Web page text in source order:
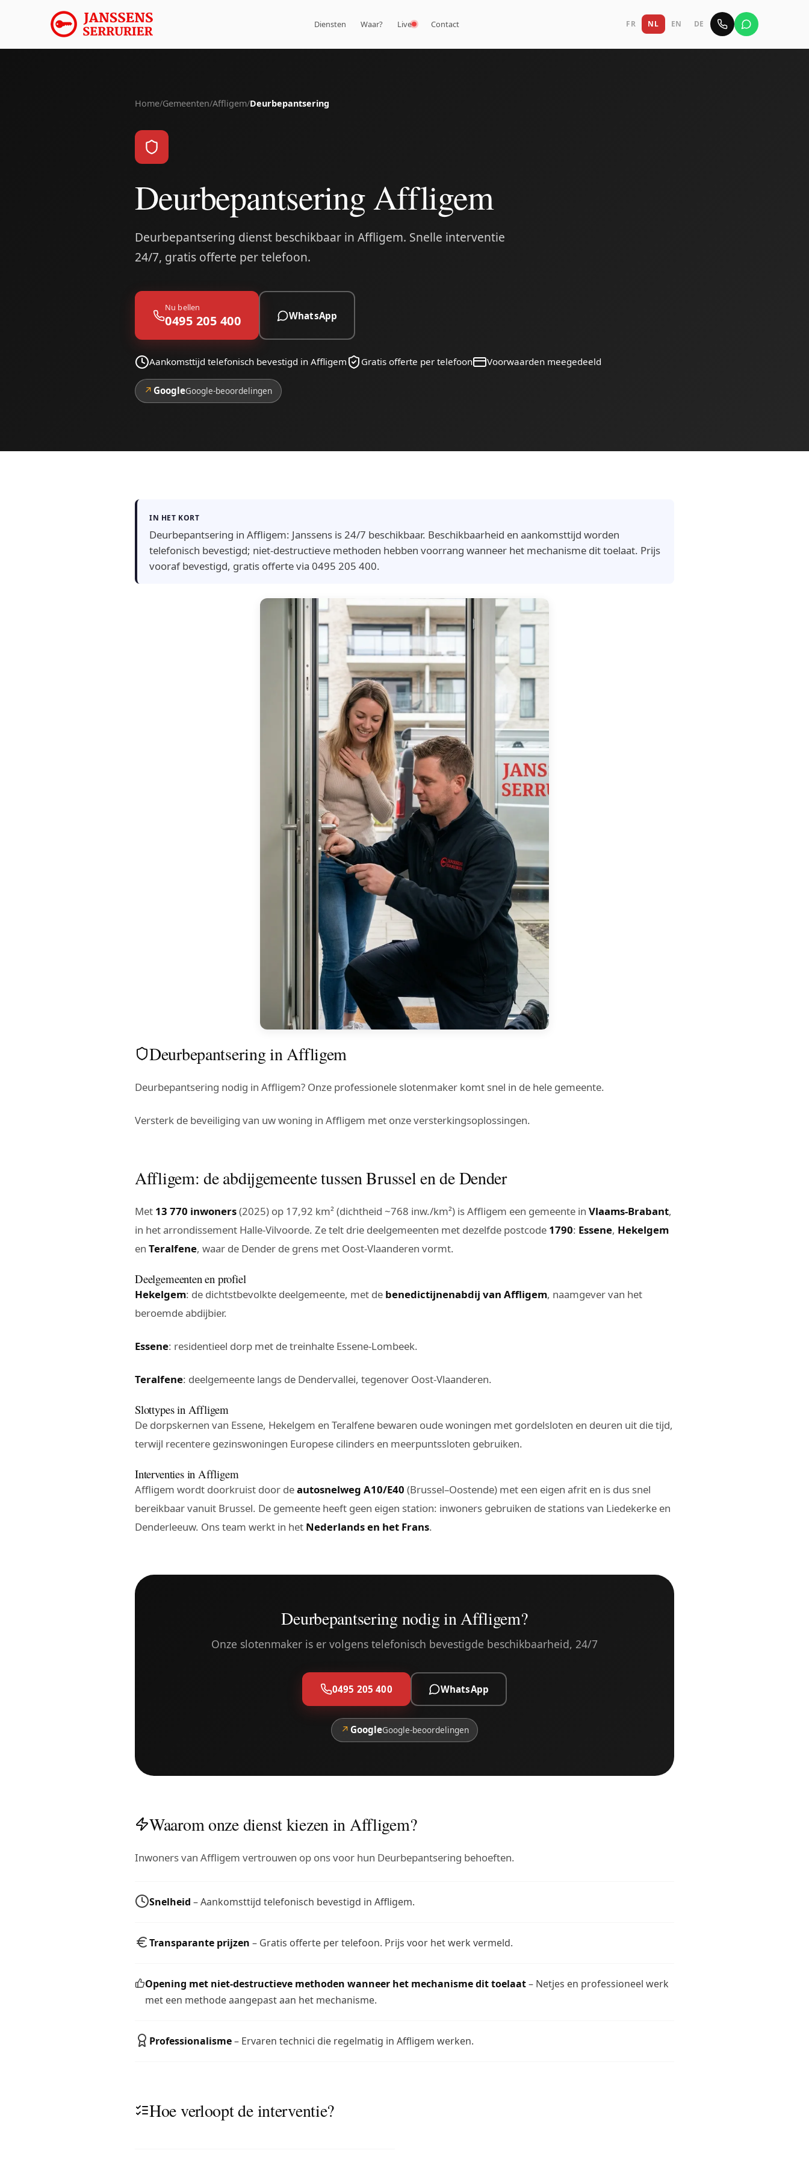
Diensten Waar? Live Contact FR NL EN DE
Home/Gemeenten/Affligem/Deurbepantsering
Deurbepantsering Affligem
Deurbepantsering dienst beschikbaar in Affligem. Snelle interventie
24/7, gratis offerte per telefoon.
Nu bellen
0495 205 400 WhatsApp
Aankomsttijd telefonisch bevestigd in Affligem Gratis offerte per telefoon Voorwaarden meegedeeld
↗ GoogleGoogle-beoordelingen
IN HET KORT
Deurbepantsering in Affligem: Janssens is 24/7 beschikbaar. Beschikbaarheid en aankomsttijd worden
telefonisch bevestigd; niet-destructieve methoden hebben voorrang wanneer het mechanisme dit toelaat. Prijs
vooraf bevestigd, gratis offerte via 0495 205 400.
Deurbepantsering in Affligem
Deurbepantsering nodig in Affligem? Onze professionele slotenmaker komt snel in de hele gemeente.
Versterk de beveiliging van uw woning in Affligem met onze versterkingsoplossingen.
Affligem: de abdijgemeente tussen Brussel en de Dender
Met 13 770 inwoners(2025) op 17,92 km² (dichtheid ~768 inw./km²) is Affligem een gemeente in Vlaams-Brabant,
in het arrondissement Halle-Vilvoorde. Ze telt drie deelgemeenten met dezelfde postcode 1790: Essene, Hekelgem
en Teralfene, waar de Dender de grens met Oost-Vlaanderen vormt.
Deelgemeenten en profiel
Hekelgem: de dichtstbevolkte deelgemeente, met de benedictijnenabdij van Affligem, naamgever van het
beroemde abdijbier.
Essene: residentieel dorp met de treinhalte Essene-Lombeek.
Teralfene: deelgemeente langs de Dendervallei, tegenover Oost-Vlaanderen.
Slottypes in Affligem
De dorpskernen van Essene, Hekelgem en Teralfene bewaren oude woningen met gordelsloten en deuren uit die tijd,
terwijl recentere gezinswoningen Europese cilinders en meerpuntssloten gebruiken.
Interventies in Affligem
Affligem wordt doorkruist door deautosnelweg A10/E40 (Brussel–Oostende) met een eigen afrit en is dus snel
bereikbaar vanuit Brussel. De gemeente heeft geen eigen station: inwoners gebruiken de stations van Liedekerke en
Denderleeuw. Ons team werkt in het Nederlands en het Frans.
Deurbepantsering nodig in Affligem?
Onze slotenmaker is er volgens telefonisch bevestigde beschikbaarheid, 24/7
0495 205 400 WhatsApp
↗ GoogleGoogle-beoordelingen
Waarom onze dienst kiezen in Affligem?
Inwoners van Affligem vertrouwen op ons voor hun Deurbepantsering behoeften.
Snelheid – Aankomsttijd telefonisch bevestigd in Affligem.
Transparante prijzen – Gratis offerte per telefoon. Prijs voor het werk vermeld.
Opening met niet-destructieve methoden wanneer het mechanisme dit toelaat– Netjes en professioneel werk
met een methode aangepast aan het mechanisme.
Professionalisme– Ervaren technici die regelmatig in Affligem werken.
Hoe verloopt de interventie?